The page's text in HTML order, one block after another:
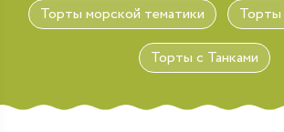
Торты морской тематики Торты
Торты с Танками